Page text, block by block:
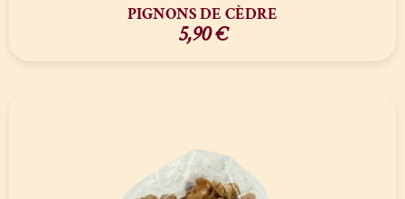
PIGNONS DE CÈDRE
5,90€